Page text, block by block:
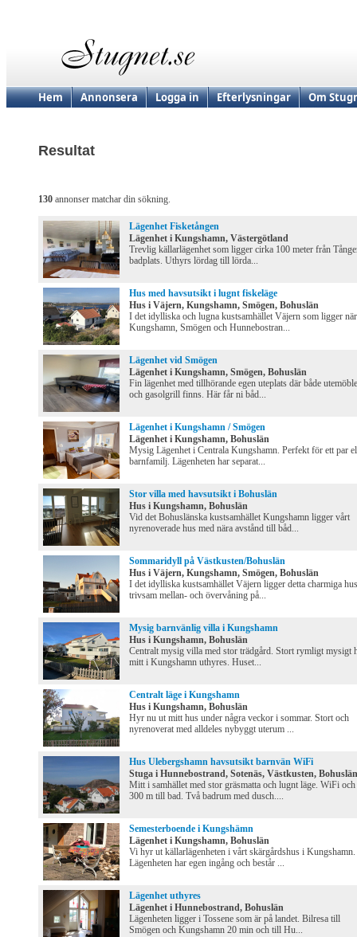
Hem Annonsera Logga in Efterlysningar Om
Resultat
130 annonser matchar din sökning.
Lägenhet Fisketången
Lägenhet i Kungshamn, Västergötland
Trevlig källarlägenhet som ligger cirka 100 meter från
badplats. Uthyrs lördag till lörda...
Hus med havsutsikt i lugnt fiskeläge
Hus i Väjern, Kungshamn, Smögen, Bohuslän
I det idylliska och lugna kustsamhället Väjern som ligger
Kungshamn, Smögen och Hunnebostran...
Lägenhet vid Smögen
Lägenhet i Kungshamn, Smögen, Bohuslän
Fin lägenhet med tillhörande egen uteplats där både
och gasolgrill finns. Här får ni båd...
Lägenhet i Kungshamn / Smögen
Lägenhet i Kungshamn, Bohuslän
Mysig Lägenhet i Centrala Kungshamn. Perfekt för ett par
barnfamilj. Lägenheten har separat...
Stor villa med havsutsikt i Bohuslän
Hus i Kungshamn, Bohuslän
Vid det Bohuslänska kustsamhället Kungshamn ligger vårt
nyrenoverade hus med nära avstånd till båd...
Sommaridyll på Västkusten/Bohuslän
Hus i Väjern, Kungshamn, Smögen, Bohuslän
I det idylliska kustsamhället Väjern ligger detta charmiga
trivsam mellan- och övervåning på...
Mysig barnvänlig villa i Kungshamn
Hus i Kungshamn, Bohuslän
Centralt mysig villa med stor trädgård. Stort rymligt mysigt
mitt i Kungshamn uthyres. Huset...
Centralt läge i Kungshamn
Hus i Kungshamn, Bohuslän
Hyr nu ut mitt hus under några veckor i sommar. Stort och
nyrenoverat med alldeles nybyggt uterum ...
Hus Ulebergshamn havsutsikt barnvän WiFi
Stuga i Hunnebostrand, Sotenäs, Västkusten, Bohuslän
Mitt i samhället med stor gräsmatta och lugnt läge. WiFi och
300 m till bad. Två badrum med dusch....
Semesterboende i Kungshämn
Lägenhet i Kungshamn, Bohuslän
Vi hyr ut källarlägenheten i vårt skärgårdshus i Kungshamn.
Lägenheten har egen ingång och består ...
Lägenhet uthyres
Lägenhet i Hunnebostrand, Bohuslän
Lägenheten ligger i Tossene som är på landet. Bilresa till
Smögen och Kungshamn 20 min och till Hu...